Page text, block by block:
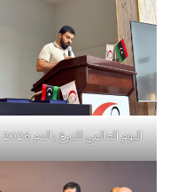
اليوم العالمي للتبرع بالدم 2026 38